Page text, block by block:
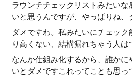
ラウンチチェックリストみたいな
いと思うんですが、やっぱりね、
ダメですわ。私みたいにチェック
り高くない、結構漏れちゃう人は
なんか仕組み化するから、誰かに
いとダメですこれってことも思っ